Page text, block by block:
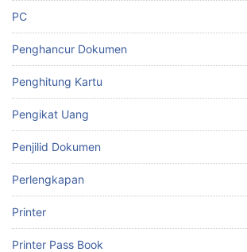
PC
Penghancur Dokumen
Penghitung Kartu
Pengikat Uang
Penjilid Dokumen
Perlengkapan
Printer
Printer Pass Book